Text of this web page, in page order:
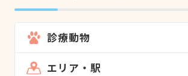
診療動物
エリア・駅